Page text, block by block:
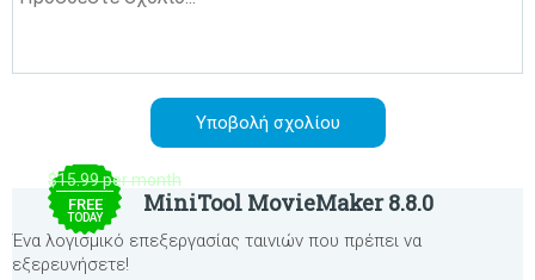
$15.99 per month
FREE
TODAY
MiniTool MovieMaker 8.8.0
Ένα λογισμικό επεξεργασίας ταινιών που πρέπει να
εξερευνήσετε!